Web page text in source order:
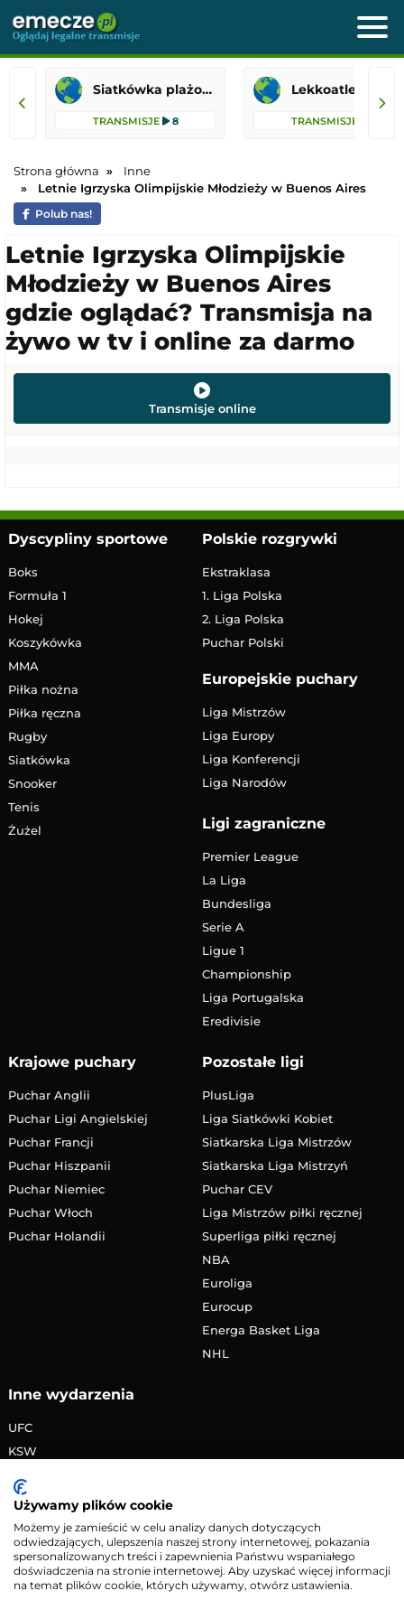
Siatkówka plażowa
TRANSMISJE 8
Lekkoatletyka
TRANSMISJE
Strona główna
Inne
Letnie Igrzyska Olimpijskie Młodzieży w Buenos Aires
Polub nas!
Letnie Igrzyska Olimpijskie
Młodzieży w Buenos Aires
gdzie oglądać? Transmisja na
żywo w tv i online za darmo
Transmisje online
Dyscypliny sportowe
Boks
Formuła 1
Hokej
Koszykówka
MMA
Piłka nożna
Piłka ręczna
Rugby
Siatkówka
Snooker
Tenis
Żużel
Polskie rozgrywki
Ekstraklasa
1. Liga Polska
2. Liga Polska
Puchar Polski
Europejskie puchary
Liga Mistrzów
Liga Europy
Liga Konferencji
Liga Narodów
Ligi zagraniczne
Premier League
La Liga
Bundesliga
Serie A
Ligue 1
Championship
Liga Portugalska
Eredivisie
Krajowe puchary
Puchar Anglii
Puchar Ligi Angielskiej
Puchar Francji
Puchar Hiszpanii
Puchar Niemiec
Puchar Włoch
Puchar Holandii
Pozostałe ligi
PlusLiga
Liga Siatkówki Kobiet
Siatkarska Liga Mistrzów
Siatkarska Liga Mistrzyń
Puchar CEV
Liga Mistrzów piłki ręcznej
Superliga piłki ręcznej
NBA
Euroliga
Eurocup
Energa Basket Liga
NHL
Inne wydarzenia
UFC
KSW
PRIME MMA
Żużlowa Ekstraliga
Speedway Grand Prix
Skoki narciarskie
Używamy plików cookie
Możemy je zamieścić w celu analizy danych dotyczących
odwiedzających, ulepszenia naszej strony internetowej, pokazania
spersonalizowanych treści i zapewnienia Państwu wspaniałego
doświadczenia na stronie internetowej. Aby uzyskać więcej informacji
na temat plików cookie, których używamy, otwórz ustawienia.